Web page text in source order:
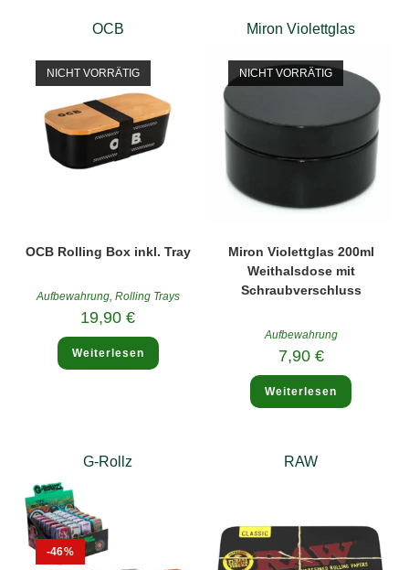
OCB
NICHT VORRÄTIG
OCB Rolling Box inkl. Tray
Aufbewahrung, Rolling Trays
19,90€
Weiterlesen
Miron Violettglas
NICHT VORRÄTIG
Miron Violettglas 200ml
Weithalsdose mit
Schraubverschluss
Aufbewahrung
7,90 €
Weiterlesen
G-Rollz
-46%
RAW